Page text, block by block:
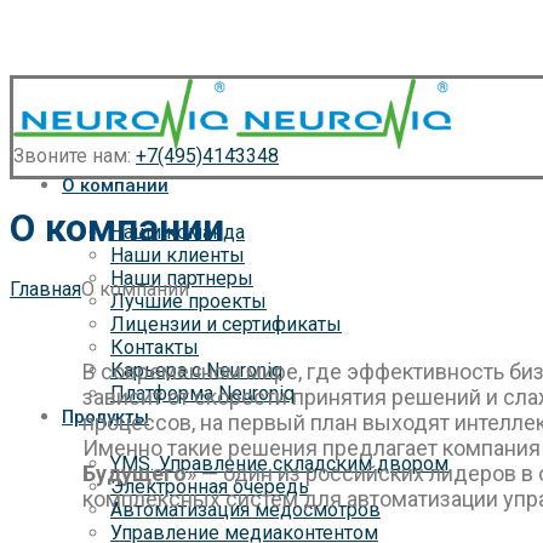
Звоните нам: +7(495)4143348
О компании
Наши команда
Наши клиенты
Наши партнеры
Лучшие проекты
Лицензии и сертификаты
Контакты
Карьера с Neuroniq
Платформа Neuroniq
Продукты
YMS. Управление складским двором
Электронная очередь
Автоматизация медосмотров
Управление медиаконтентом
О компании
ГлавнаяО компании
В современном мире, где эффективность
зависит от скорости принятия решений и
процессов, на первый план выходят
Именно такие решения предлагает компания
Будущего» — один из российских лидеров в
комплексных систем для автоматизации